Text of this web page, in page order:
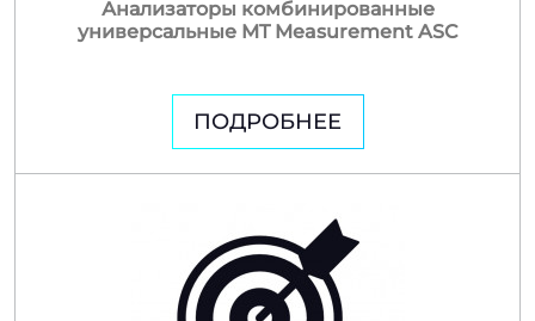
Анализаторы комбинированные
универсальные MT Measurement ASC
ПОДРОБНЕЕ